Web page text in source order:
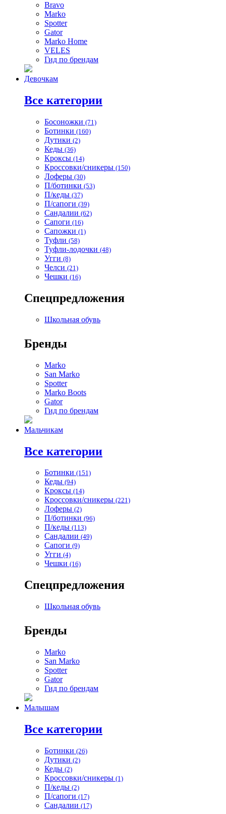
Bravo
Marko
Spotter
Gator
Marko Home
VELES
Гид по брендам
Девочкам
Все категории
Босоножки (71)
Ботинки (160)
Дутики (2)
Кеды (36)
Кроксы (14)
Кроссовки/сникеры (150)
Лоферы (30)
П/ботинки (53)
П/кеды (37)
П/сапоги (39)
Сандалии (62)
Сапоги (16)
Сапожки (1)
Туфли (58)
Туфли-лодочки (48)
Угги (8)
Челси (21)
Чешки (16)
Спецпредложения
Школьная обувь
Бренды
Marko
San Marko
Spotter
Marko Boots
Gator
Гид по брендам
Мальчикам
Все категории
Ботинки (151)
Кеды (94)
Кроксы (14)
Кроссовки/сникеры (221)
Лоферы (2)
П/ботинки (96)
П/кеды (113)
Сандалии (49)
Сапоги (9)
Угги (4)
Чешки (16)
Спецпредложения
Школьная обувь
Бренды
Marko
San Marko
Spotter
Gator
Гид по брендам
Малышам
Все категории
Ботинки (26)
Дутики (2)
Кеды (2)
Кроссовки/сникеры (1)
П/кеды (2)
П/сапоги (17)
Сандалии (17)